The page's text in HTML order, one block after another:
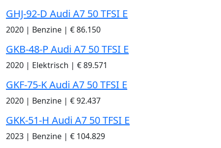
GHJ-92-D Audi A7 50 TFSI E
2020 | Benzine | € 86.150
GKB-48-P Audi A7 50 TFSI E
2020 | Elektrisch | € 89.571
GKF-75-K Audi A7 50 TFSI E
2020 | Benzine | € 92.437
GKK-51-H Audi A7 50 TFSI E
2023 | Benzine | € 104.829